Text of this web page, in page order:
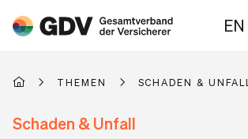
EN
THEMEN SCHADEN & UNFALL
Schaden & Unfall